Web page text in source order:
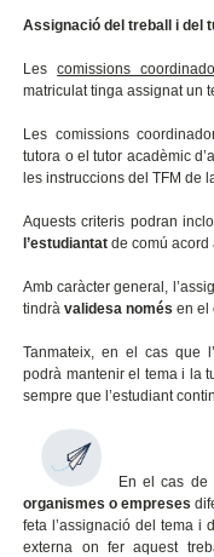
Assignació del treball i del
Lescomissions
matriculat tinga assignat un
Les comissions
tutora o el tutor acadèmic
les instruccions del TFM de
Aquests criteris podran
l’estudiantat de comú acord
Amb caràcter general,
tindràvalidesa només en el
Tanmateix, en el cas que
podrà mantenir el tema i la
sempre que l’estudiant
En el cas
organismes o empreses
feta l’assignació del tema i
externa on fer aquest